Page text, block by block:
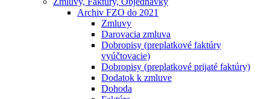
Archiv FZO do 2021
Zmluvy
Darovacia zmluva
Dobropisy (preplatkové faktúry
vyúčtovacie)
Dobropisy (preplatkové prijaté faktúry)
Dodatok k zmluve
Dohoda